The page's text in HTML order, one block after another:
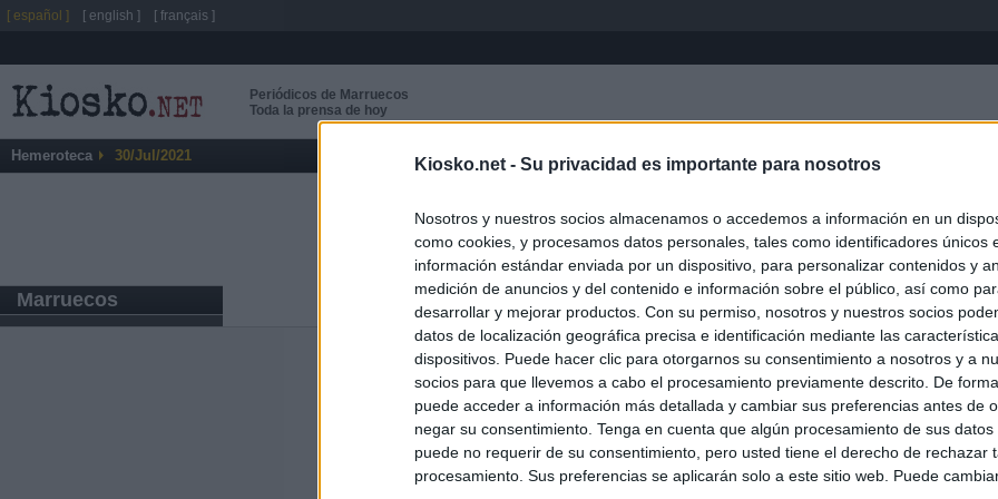
Kiosko.net - Su privacidad es importante para nosotros
Nosotros y nuestros socios almacenamos o accedemos a información en un
como cookies, y procesamos datos personales, tales como identificadores únicos
información estándar enviada por un dispositivo, para personalizar contenidos y
medición de anuncios y del contenido e información sobre el público, así como
desarrollar y mejorar productos. Con su permiso, nosotros y nuestros socios
datos de localización geográfica precisa e identificación mediante las
dispositivos. Puede hacer clic para otorgarnos su consentimiento a nosotros y a
socios para que llevemos a cabo el procesamiento previamente descrito. De
puede acceder a información más detallada y cambiar sus preferencias antes de
negar su consentimiento. Tenga en cuenta que algún procesamiento de sus
puede no requerir de su consentimiento, pero usted tiene el derecho de rechazar
procesamiento. Sus preferencias se aplicarán solo a este sitio web. Puede
Periódicos de Marruecos
Toda la prensa de hoy
Hemeroteca 30/Jul/2021 Inicio
Marruecos
Últimas noticias
El consejero al que Ayuso señaló por la compra del ático: "Lo que no se dice es
que Madrid no tiene residencia oficial para la presidenta"
El Gobierno de Ayuso no puede destinar directamente la venta del ático de
del
[ español ] [ english ] [ français ]